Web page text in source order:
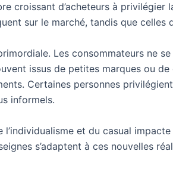
croissant d’acheteurs à
sur le marché, tandis que celles
Les consommateurs ne
issus de petites marques ou
Certaines personnes
informels.
et du casual
s’adaptent à ces nouvelles